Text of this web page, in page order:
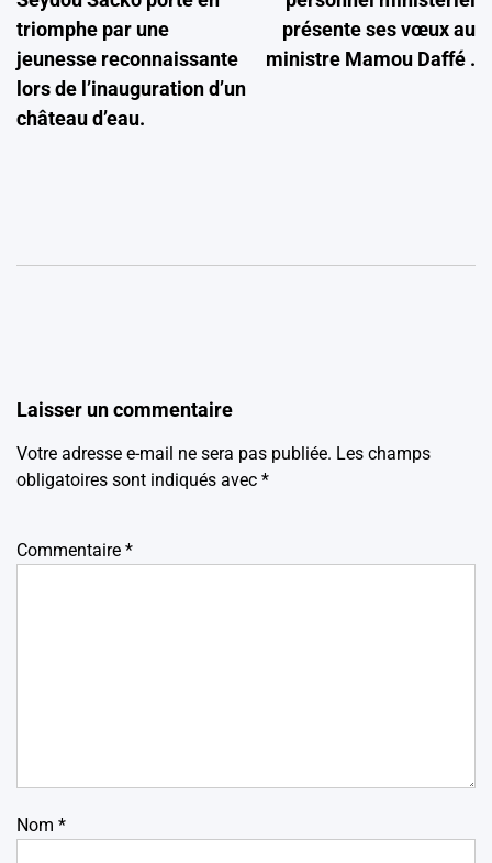
l’article
triomphe par une
jeunesse reconnaissante
lors de l’inauguration d’un
château d’eau.
présente ses vœux au
ministre Mamou Daffé .
Laisser un commentaire
Votre adresse e-mail ne sera pas publiée. Les champs
obligatoires sont indiqués avec *
Commentaire *
Nom *